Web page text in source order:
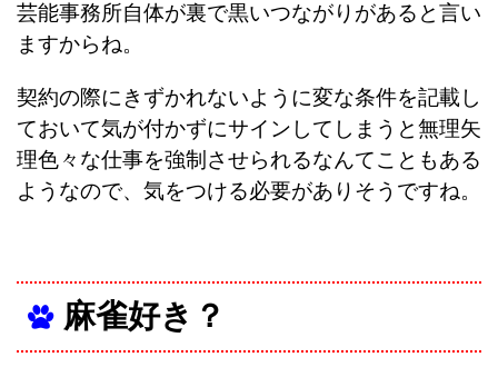
芸能事務所自体が裏で黒いつながりがあると言い
ますからね。
契約の際にきずかれないように変な条件を記載し
ておいて気が付かずにサインしてしまうと無理矢
理色々な仕事を強制させられるなんてこともある
ようなので、気をつける必要がありそうですね。
麻雀好き？